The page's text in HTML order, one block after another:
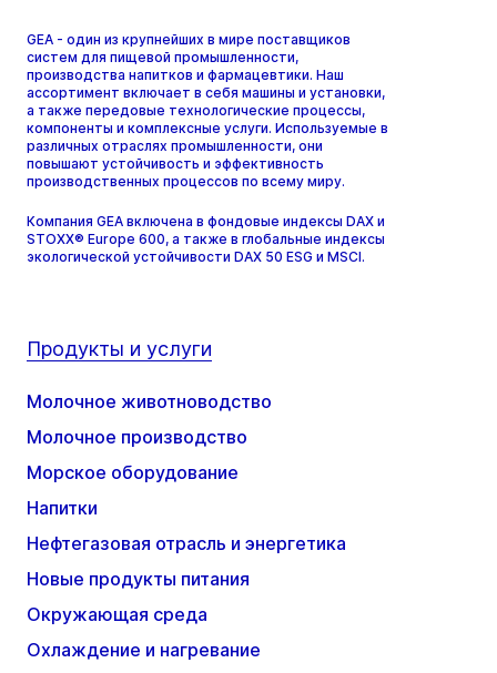
GEA - один из крупнейших в мире поставщиков
систем для пищевой промышленности,
производства напитков и фармацевтики. Наш
ассортимент включает в себя машины и установки,
а также передовые технологические процессы,
компоненты и комплексные услуги. Используемые в
различных отраслях промышленности, они
повышают устойчивость и эффективность
производственных процессов по всему миру.
Компания GEA включена в фондовые индексы DAX и
STOXX® Europe 600, а также в глобальные индексы
экологической устойчивости DAX 50 ESG и MSCI.
Продукты и услуги
Молочное животноводство
Молочное производство
Морское оборудование
Напитки
Нефтегазовая отрасль и энергетика
Новые продукты питания
Окружающая среда
Охлаждение и нагревание